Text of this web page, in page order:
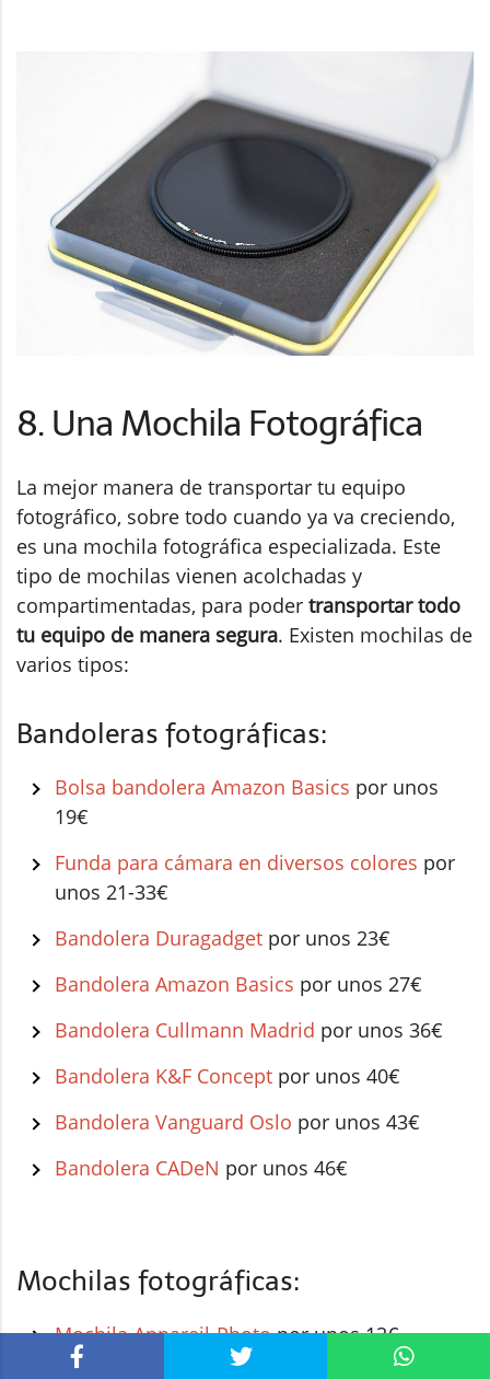
8. Una Mochila Fotográfica
La mejor manera de transportar tu equipo
fotográfico, sobre todo cuando ya va creciendo,
es una mochila fotográfica especializada. Este
tipo de mochilas vienen acolchadas y
compartimentadas, para poder transportar todo
tu equipo de manera segura. Existen mochilas de
varios tipos:
Bandoleras fotográficas:
Bolsa bandolera Amazon Basics por unos
19€
Funda para cámara en diversos colores por
unos 21-33€
Bandolera Duragadget por unos 23€
Bandolera Amazon Basics por unos 27€
Bandolera Cullmann Madrid por unos 36€
Bandolera K&F Concept por unos 40€
Bandolera Vanguard Oslo por unos 43€
Bandolera CADeN por unos 46€
Mochilas fotográficas:
Mochila Appareil-Photopor unos 13€